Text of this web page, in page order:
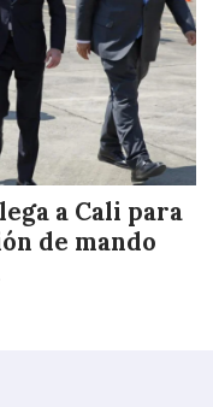
a Cali para
de mando